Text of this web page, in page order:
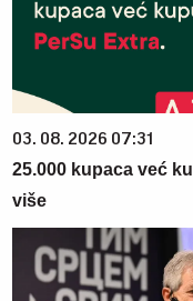
03. 08. 2026 07:31
25.000 kupaca već
više